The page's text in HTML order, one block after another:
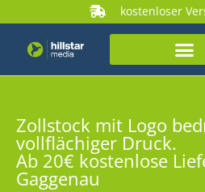
kostenloser
Zollstock mit Logo
vollflächiger Druck.
Ab 20€ kostenlose
Gaggenau